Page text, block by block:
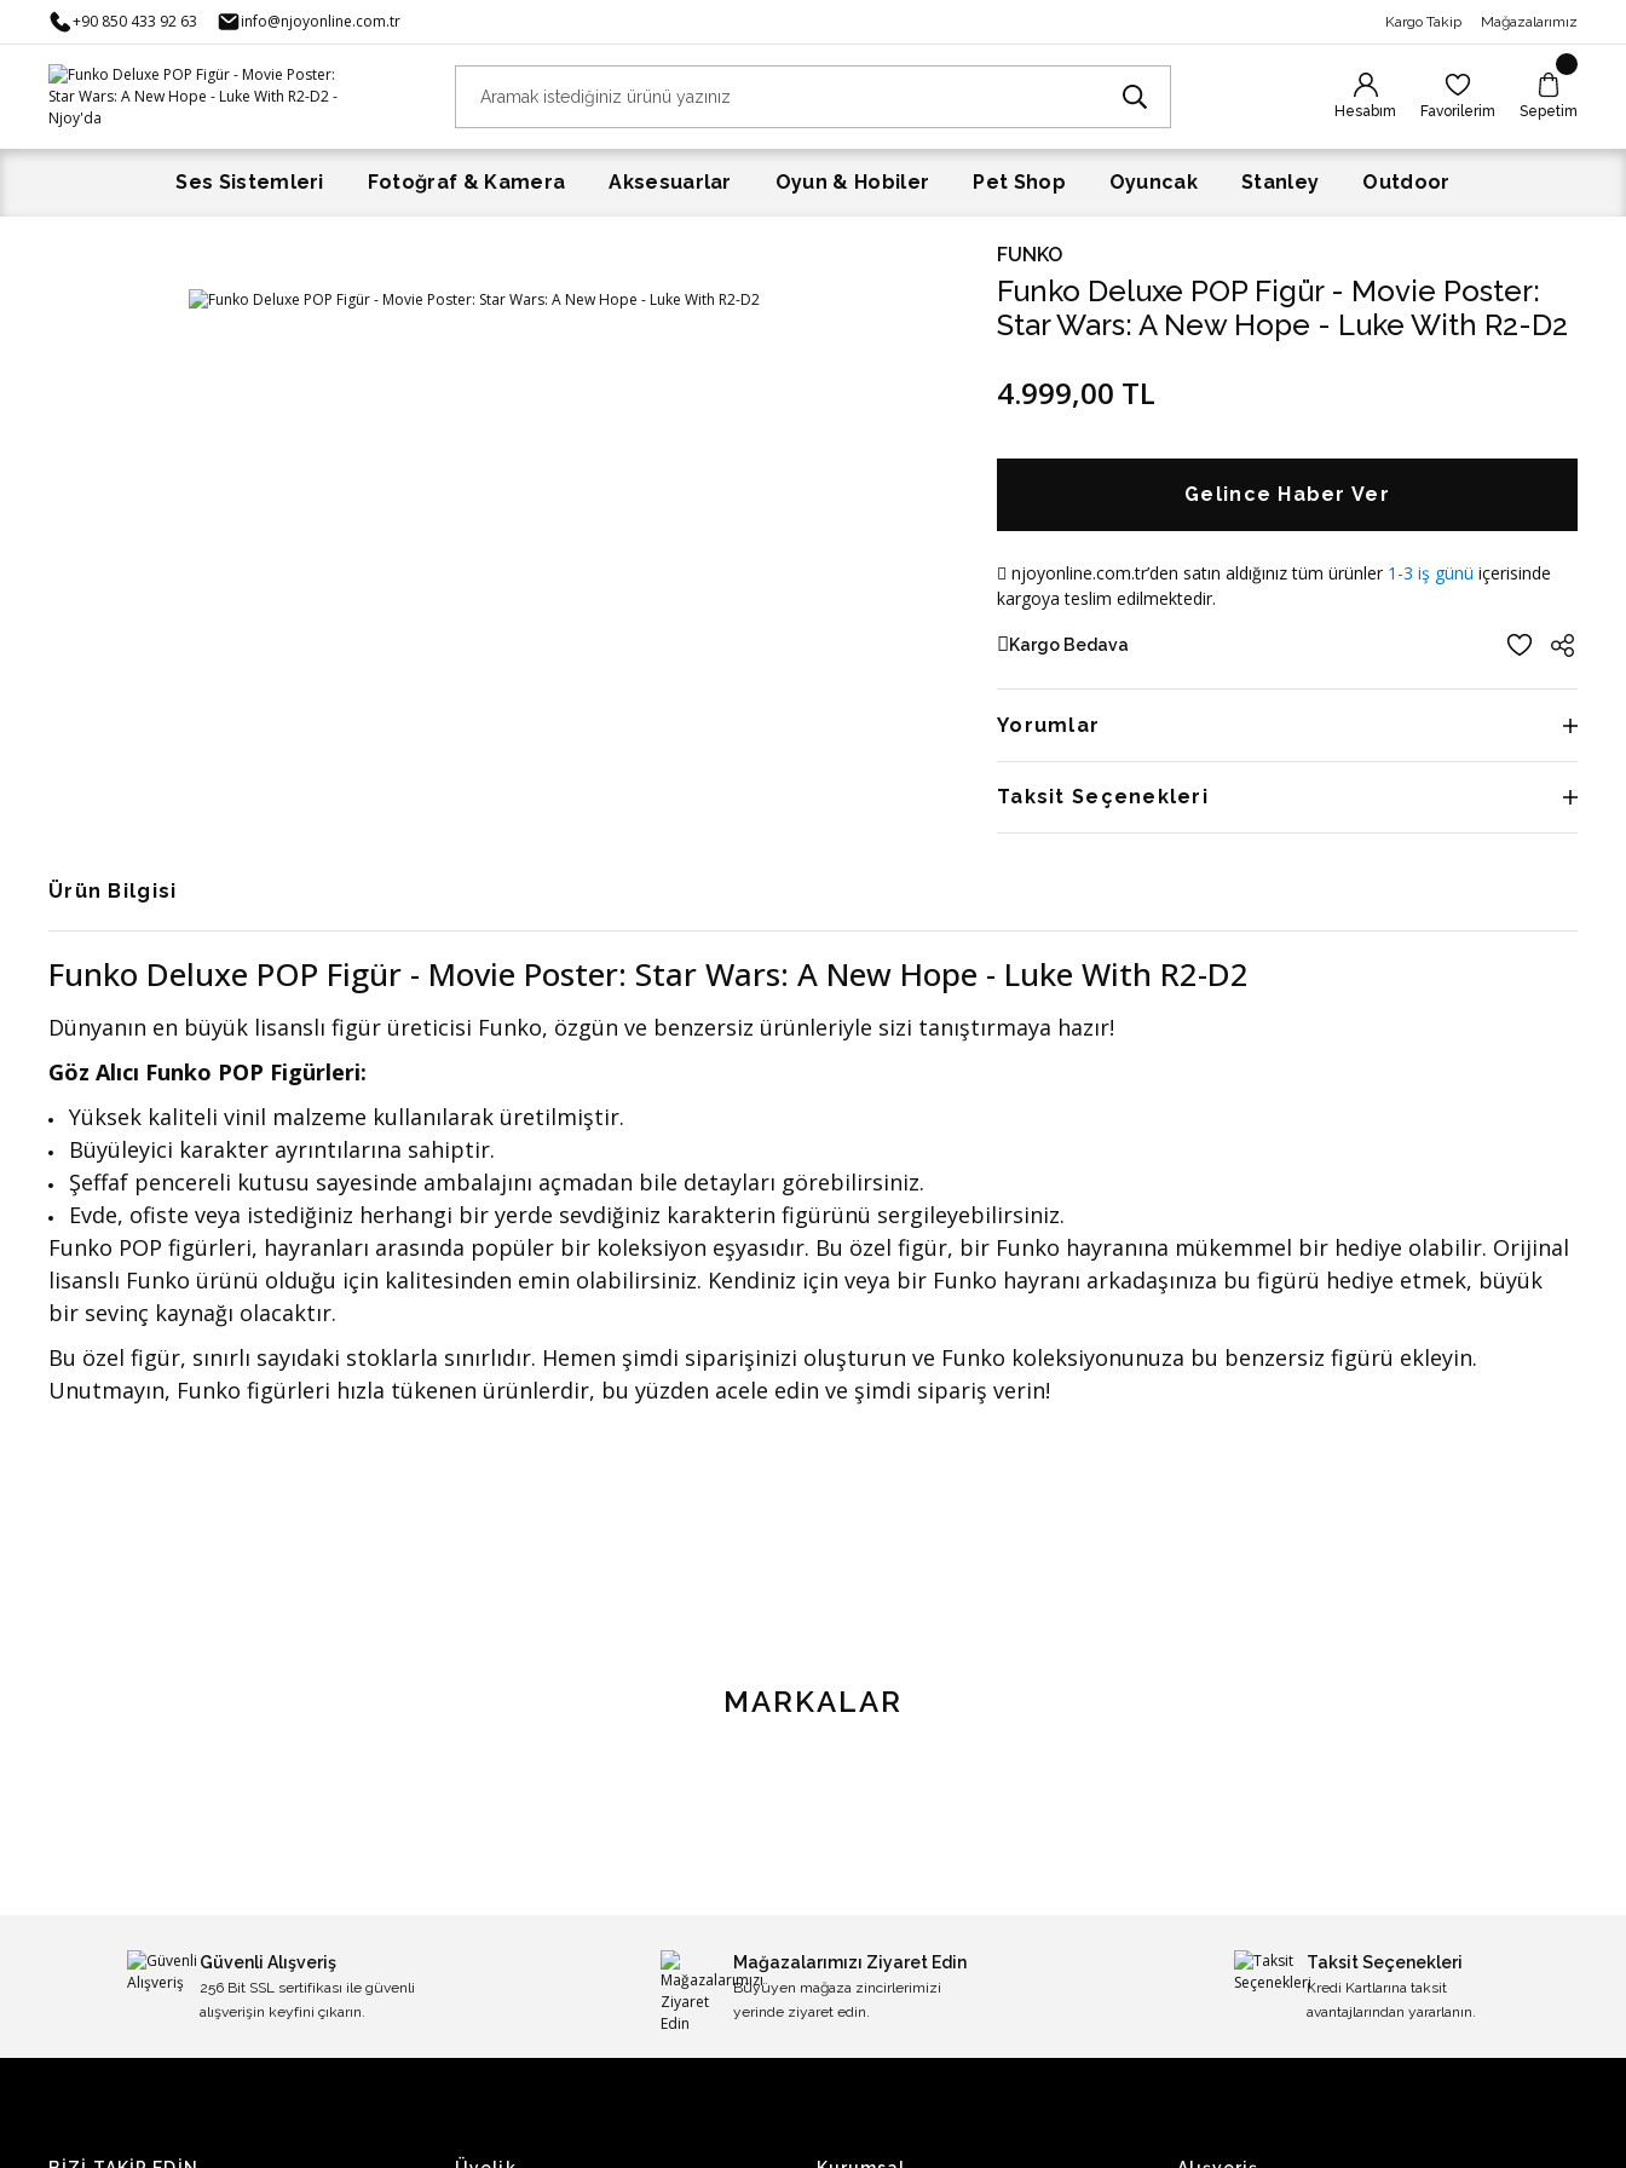
+90 850 433 92 63 info@njoyonline.com.tr Kargo Takip Mağazalarımız
Hesabım Favorilerim Sepetim
Ses Sistemleri Fotoğraf & Kamera Aksesuarlar Oyun & Hobiler Pet Shop Oyuncak Stanley Outdoor
FUNKO
Funko Deluxe POP Figür - Movie Poster:
Star Wars: A New Hope - Luke With R2-D2
4.999,00 TL
Gelince Haber Ver
njoyonline.com.tr’den satın aldığınız tüm ürünler 1-3 iş günü içerisinde
kargoya teslim edilmektedir.
Kargo Bedava
Yorumlar
Taksit Seçenekleri
Ürün Bilgisi
Funko Deluxe POP Figür - Movie Poster: Star Wars: A New Hope - Luke With R2-D2
Dünyanın en büyük lisanslı figür üreticisi Funko, özgün ve benzersiz ürünleriyle sizi tanıştırmaya hazır!
Göz Alıcı Funko POP Figürleri:
Yüksek kaliteli vinil malzeme kullanılarak üretilmiştir.
Büyüleyici karakter ayrıntılarına sahiptir.
Şeffaf pencereli kutusu sayesinde ambalajını açmadan bile detayları görebilirsiniz.
Evde, ofiste veya istediğiniz herhangi bir yerde sevdiğiniz karakterin figürünü sergileyebilirsiniz.
Funko POP figürleri, hayranları arasında popüler bir koleksiyon eşyasıdır. Bu özel figür, bir Funko hayranına mükemmel bir hediye olabilir. Orijinal
lisanslı Funko ürünü olduğu için kalitesinden emin olabilirsiniz. Kendiniz için veya bir Funko hayranı arkadaşınıza bu figürü hediye etmek, büyük
bir sevinç kaynağı olacaktır.
Bu özel figür, sınırlı sayıdaki stoklarla sınırlıdır. Hemen şimdi siparişinizi oluşturun ve Funko koleksiyonunuza bu benzersiz figürü ekleyin.
Unutmayın, Funko figürleri hızla tükenen ürünlerdir, bu yüzden acele edin ve şimdi sipariş verin!
MARKALAR
Güvenli Alışveriş
256 Bit SSL sertifikası ile güvenli
alışverişin keyfini çıkarın.
Mağazalarımızı Ziyaret Edin
Büyüyen mağaza zincirlerimizi
yerinde ziyaret edin.
Taksit Seçenekleri
Kredi Kartlarına taksit
avantajlarından yararlanın.